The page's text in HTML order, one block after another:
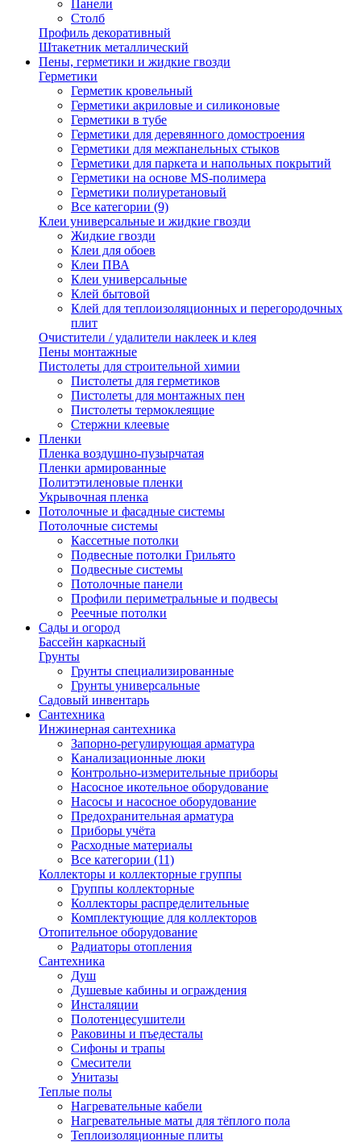
Панели
Столб
Профиль декоративный
Штакетник металлический
Пены, герметики и жидкие гвозди
Герметики
Герметик кровельный
Герметики акриловые и силиконовые
Герметики в тубе
Герметики для деревянного домостроения
Герметики для межпанельных стыков
Герметики для паркета и напольных покрытий
Герметики на основе MS-полимера
Герметики полиуретановый
Все категории (9)
Клеи универсальные и жидкие гвозди
Жидкие гвозди
Клеи для обоев
Клеи ПВА
Клеи универсальные
Клей бытовой
Клей для теплоизоляционных и перегородочных
плит
Очистители / удалители наклеек и клея
Пены монтажные
Пистолеты для строительной химии
Пистолеты для герметиков
Пистолеты для монтажных пен
Пистолеты термоклеящие
Стержни клеевые
Пленки
Пленка воздушно-пузырчатая
Пленки армированные
Политэтиленовые пленки
Укрывочная пленка
Потолочные и фасадные системы
Потолочные системы
Кассетные потолки
Подвесные потолки Грильято
Подвесные системы
Потолочные панели
Профили периметральные и подвесы
Реечные потолки
Сады и огород
Бассейн каркасный
Грунты
Грунты специализированные
Грунты универсальные
Садовый инвентарь
Сантехника
Инжинерная сантехника
Запорно-регулирующая арматура
Канализационные люки
Контрольно-измерительные приборы
Насосное икотельное оборудование
Насосы и насосное оборудование
Предохранительная арматура
Приборы учёта
Расходные материалы
Все категории (11)
Коллекторы и коллекторные группы
Группы коллекторные
Коллекторы распределительные
Комплектующие для коллекторов
Отопительное оборудование
Радиаторы отопления
Сантехника
Душ
Душевые кабины и ограждения
Инсталяции
Полотенцесушители
Раковины и пъедесталы
Сифоны и трапы
Смесители
Унитазы
Теплые полы
Нагревательные кабели
Нагревательные маты для тёплого пола
Теплоизоляционные плиты